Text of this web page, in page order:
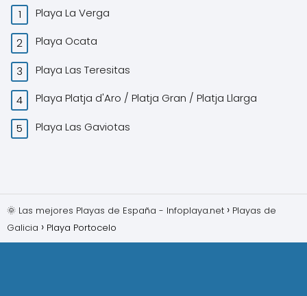
Playa La Verga
Playa Ocata
Playa Las Teresitas
Playa Platja d'Aro / Platja Gran / Platja Llarga
Playa Las Gaviotas
🌞 Las mejores Playas de España - Infoplaya.net
Playas de
Galicia
Playa Portocelo